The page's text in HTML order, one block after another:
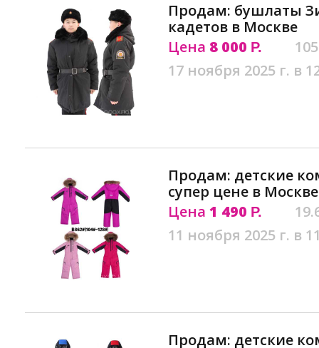
Продам: бушлаты
кадетов в Москве
Цена 8 000 Р.
17 ноября 2025 г. в
Продам: детские
супер цене в Москве
Цена 1 490 Р.
11 ноября 2025 г. в
Продам: детские